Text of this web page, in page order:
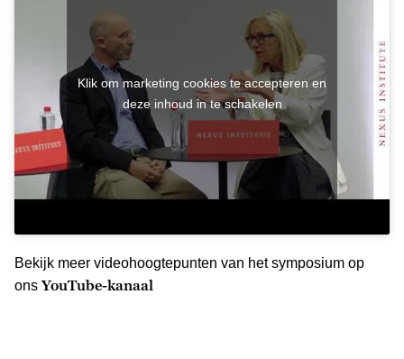
Klik om marketing cookies te accepteren en
deze inhoud in te schakelen
Bekijk meer videohoogtepunten van het symposium op
onsYouTube-kanaal